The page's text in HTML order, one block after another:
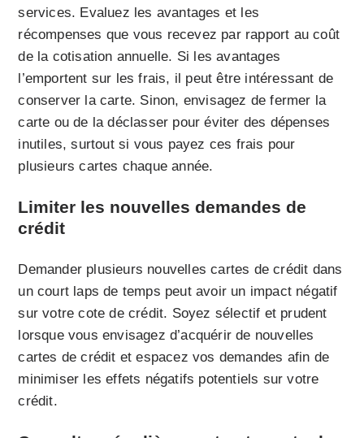
services. Evaluez les avantages et les
récompenses que vous recevez par rapport au coût
de la cotisation annuelle. Si les avantages
l’emportent sur les frais, il peut être intéressant de
conserver la carte. Sinon, envisagez de fermer la
carte ou de la déclasser pour éviter des dépenses
inutiles, surtout si vous payez ces frais pour
plusieurs cartes chaque année.
Limiter les nouvelles demandes de
crédit
Demander plusieurs nouvelles cartes de crédit dans
un court laps de temps peut avoir un impact négatif
sur votre cote de crédit. Soyez sélectif et prudent
lorsque vous envisagez d’acquérir de nouvelles
cartes de crédit et espacez vos demandes afin de
minimiser les effets négatifs potentiels sur votre
crédit.